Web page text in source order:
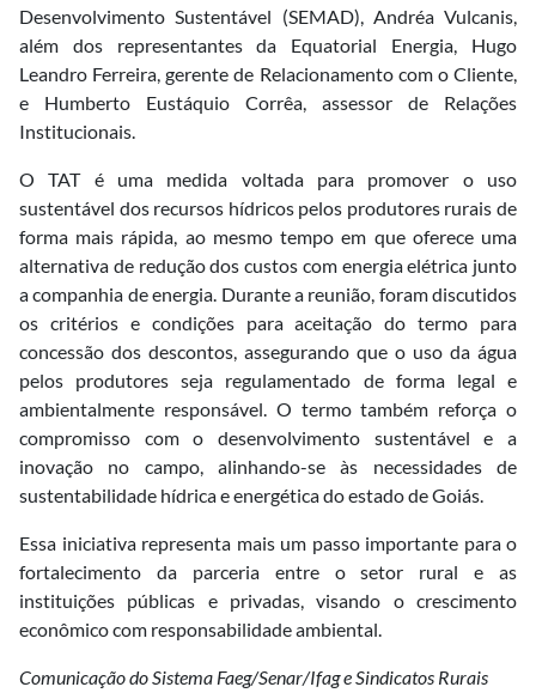
Desenvolvimento Sustentável (SEMAD), Andréa Vulcanis,
além dos representantes da Equatorial Energia, Hugo
Leandro Ferreira, gerente de Relacionamento com o Cliente,
e Humberto Eustáquio Corrêa, assessor de Relações
Institucionais.
O TAT é uma medida voltada para promover o uso
sustentável dos recursos hídricos pelos produtores rurais de
forma mais rápida, ao mesmo tempo em que oferece uma
alternativa de redução dos custos com energia elétrica junto
a companhia de energia. Durante a reunião, foram discutidos
os critérios e condições para aceitação do termo para
concessão dos descontos, assegurando que o uso da água
pelos produtores seja regulamentado de forma legal e
ambientalmente responsável. O termo também reforça o
compromisso com o desenvolvimento sustentável e a
inovação no campo, alinhando-se às necessidades de
sustentabilidade hídrica e energética do estado de Goiás.
Essa iniciativa representa mais um passo importante para o
fortalecimento da parceria entre o setor rural e as
instituições públicas e privadas, visando o crescimento
econômico com responsabilidade ambiental.
Comunicação do Sistema Faeg/Senar/Ifag e Sindicatos Rurais